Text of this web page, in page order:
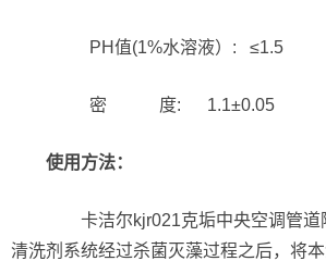
PH值(1%水溶液）: ≤1.5
密 度: 1.1±0.05
使用方法：
卡洁尔kjr021克垢中央空调管道
清洗剂系统经过杀菌灭藻过程之后，将